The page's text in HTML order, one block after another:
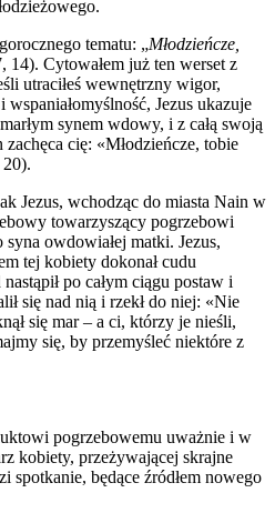
tematu: „Młodzieńcze,
14). Cytowałem już ten werset z
utraciłeś wewnętrzny wigor,
Jezus ukazuje
synem wdowy, i z całą swoją
cię: «Młodzieńcze, tobie
Jezus, wchodząc do miasta Nain w
towarzyszący pogrzebowi
owdowiałej matki. Jezus,
tej kobiety dokonał cudu
po całym ciągu postaw i
się nad nią i rzekł do niej: «Nie
się mar – a ci, którzy je nieśli,
się, by przemyśleć niektóre z
pogrzebowemu uważnie i w
kobiety, przeżywającej skrajne
spotkanie, będące źródłem nowego